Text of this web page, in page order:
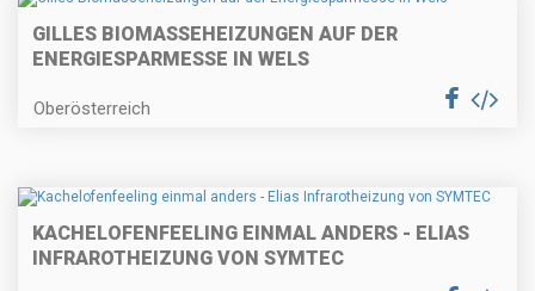
GILLES BIOMASSEHEIZUNGEN AUF DER
ENERGIESPARMESSE IN WELS
Oberösterreich
KACHELOFENFEELING EINMAL ANDERS - ELIAS
INFRAROTHEIZUNG VON SYMTEC